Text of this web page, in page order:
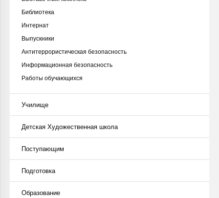
Библиотека
Интернат
Выпускники
Антитеррористическая безопасность
Информационная безопасность
Работы обучающихся
Училище
Детская Художественная школа
Поступающим
Подготовка
Образование